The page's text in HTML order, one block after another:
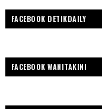
FACEBOOK DETIKDAILY
FACEBOOK WANITAKINI